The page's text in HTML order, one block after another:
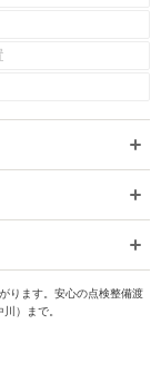
ります。安心の点検整備渡
）まで。